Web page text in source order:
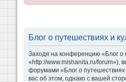
Блог о путешествиях и
Заходя на конференцию «Блог о
«http://www.mishanita.ru/forum»),
форумами «Блог о
вас об этом, однако с вашей